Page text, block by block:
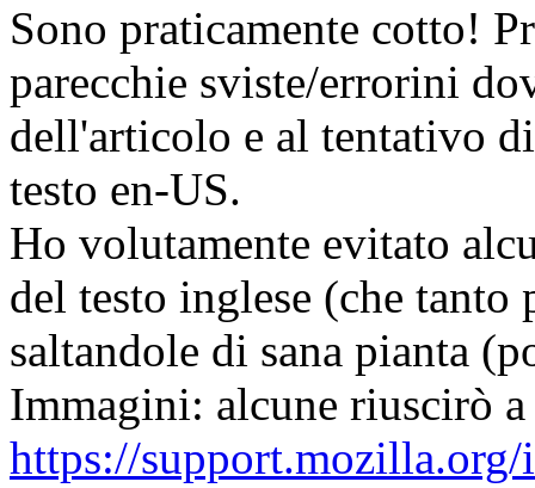
Sono praticamente cotto!
parecchie sviste/errorini
dell'articolo e al tentativo
testo en-US.
Ho volutamente evitato
del testo inglese (che
saltandole di sana pianta
Immagini: alcune riuscirò
https://